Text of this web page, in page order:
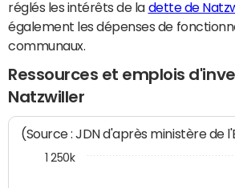
réglés les intérêts de la dette de
également les dépenses de
communaux.
Ressources et emplois
Natzwiller
(Source : JDN d'après ministère de
1 250k